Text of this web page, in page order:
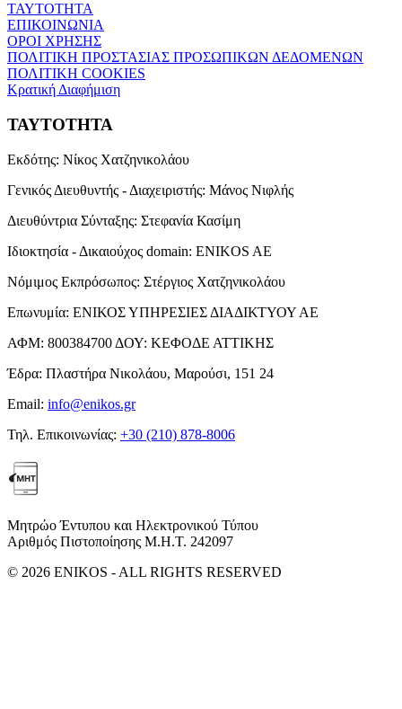
ΤΑΥΤΟΤΗΤΑ
ΕΠΙΚΟΙΝΩΝΙΑ
ΟΡΟΙ ΧΡΗΣΗΣ
ΠΟΛΙΤΙΚΗ ΠΡΟΣΤΑΣΙΑΣ ΠΡΟΣΩΠΙΚΩΝ ΔΕΔΟΜΕΝΩΝ
ΠΟΛΙΤΙΚΗ COOKIES
Κρατική Διαφήμιση
ΤΑΥΤΟΤΗΤΑ
Εκδότης: Νίκος Χατζηνικολάου
Γενικός Διευθυντής - Διαχειριστής: Μάνος Νιφλής
Διευθύντρια Σύνταξης: Στεφανία Κασίμη
Ιδιοκτησία - Δικαιούχος domain: ENIKOS AE
Νόμιμος Εκπρόσωπος: Στέργιος Χατζηνικολάου
Επωνυμία: ΕΝΙΚΟΣ ΥΠΗΡΕΣΙΕΣ ΔΙΑΔΙΚΤΥΟΥ ΑΕ
ΑΦΜ: 800384700 ΔΟΥ: ΚΕΦΟΔΕ ΑΤΤΙΚΗΣ
Έδρα: Πλαστήρα Νικολάου, Μαρούσι, 151 24
Email: info@enikos.gr
Τηλ. Επικοινωνίας: +30 (210) 878-8006
Μητρώο Έντυπου και Ηλεκτρονικού Τύπου
Αριθμός Πιστοποίησης Μ.Η.Τ. 242097
© 2026 ENIKOS - ALL RIGHTS RESERVED